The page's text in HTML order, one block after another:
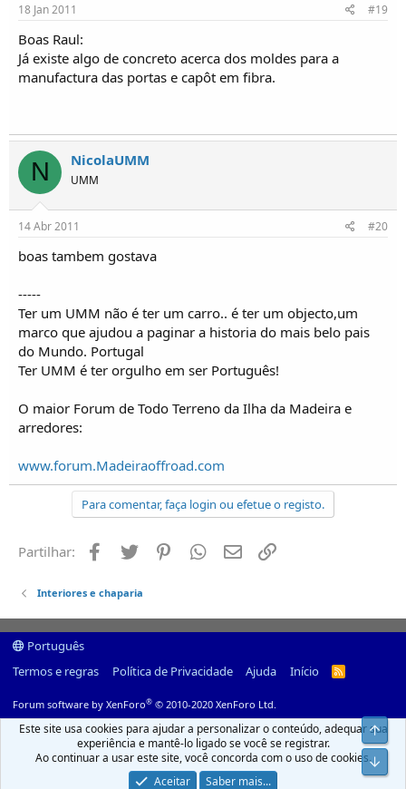
18 Jan 2011 #19
Boas Raul:
Já existe algo de concreto acerca dos moldes para a
manufactura das portas e capôt em fibra.
N NicolaUMM
UMM
14 Abr 2011 #20
boas tambem gostava
-----
Ter um UMM não é ter um carro.. é ter um objecto,um
marco que ajudou a paginar a historia do mais belo pais
do Mundo. Portugal
Ter UMM é ter orgulho em ser Português!
O maior Forum de Todo Terreno da Ilha da Madeira e
arredores:
www.forum.Madeiraoffroad.com
Para comentar, faça login ou efetue o registo.
Partilhar: Facebook
Twitter PinterestWhatsapp
Email
Interiores e chaparia
Português
Termos e regras
Política de Privacidade Ajuda Início
R
Forum software by XenForo® © 2010-2020 XenForo Ltd.
Este site usa cookies para ajudar a personalizar o conteúdo, adequar sua
experiência e mantê-lo ligado se você se registrar.
Ao continuar a usar este site, você concorda com o uso de cookies.
Aceitar
Saber mais...
Top